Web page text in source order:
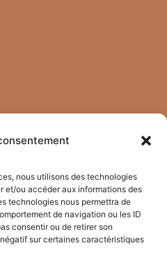
nous utilisons des technologies
et/ou accéder aux informations des
technologies nous permettra de
de navigation ou les ID
consentir ou de retirer son
sur certaines caractéristiques